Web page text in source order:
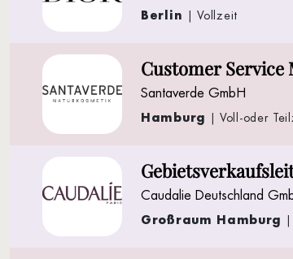
Berlin | Vollzeit
Customer
Santaverde GmbH
Hamburg | Voll-oder
Caudalie Deutschland
Großraum Hamburg |